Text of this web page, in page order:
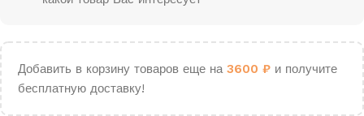
Добавить в корзину товаров еще на 3600 ₽ и получите
бесплатную доставку!